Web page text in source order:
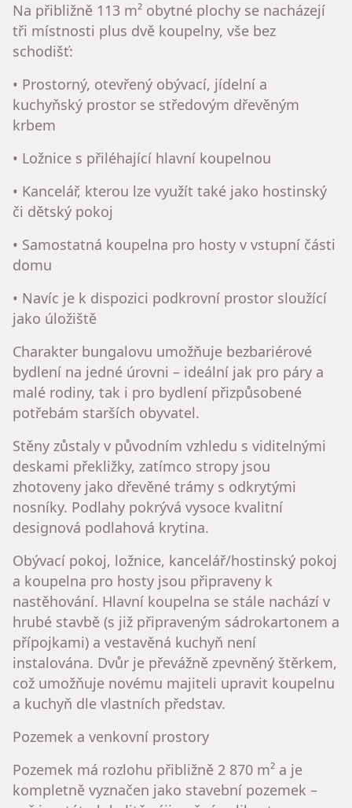
Na přibližně 113 m² obytné plochy se nacházejí
tři místnosti plus dvě koupelny, vše bez
schodišť:
• Prostorný, otevřený obývací, jídelní a
kuchyňský prostor se středovým dřevěným
krbem
• Ložnice s přiléhající hlavní koupelnou
• Kancelář, kterou lze využít také jako hostinský
či dětský pokoj
• Samostatná koupelna pro hosty v vstupní části
domu
• Navíc je k dispozici podkrovní prostor sloužící
jako úložiště
Charakter bungalovu umožňuje bezbariérové
bydlení na jedné úrovni – ideální jak pro páry a
malé rodiny, tak i pro bydlení přizpůsobené
potřebám starších obyvatel.
Stěny zůstaly v původním vzhledu s viditelnými
deskami překližky, zatímco stropy jsou
zhotoveny jako dřevěné trámy s odkrytými
nosníky. Podlahy pokrývá vysoce kvalitní
designová podlahová krytina.
Obývací pokoj, ložnice, kancelář/hostinský pokoj
a koupelna pro hosty jsou připraveny k
nastěhování. Hlavní koupelna se stále nachází v
hrubé stavbě (s již připraveným sádrokartonem a
přípojkami) a vestavěná kuchyň není
instalována. Dvůr je převážně zpevněný štěrkem,
což umožňuje novému majiteli upravit koupelnu
a kuchyň dle vlastních představ.
Pozemek a venkovní prostory
Pozemek má rozlohu přibližně 2 870 m² a je
kompletně vyznačen jako stavební pozemek –